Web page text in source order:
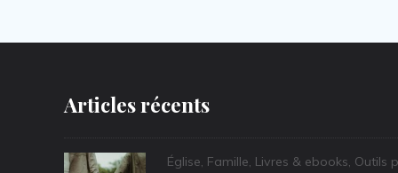
Articles récents
Categories
Église, Famille, Livres & ebooks, Outils